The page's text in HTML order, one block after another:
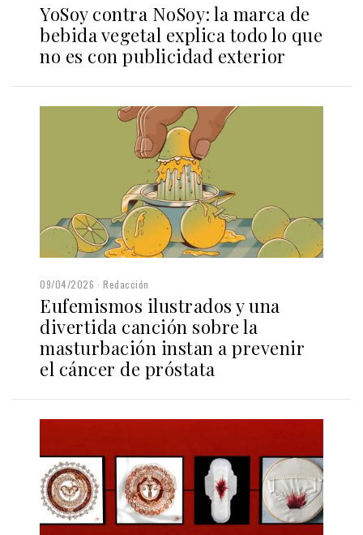
YoSoy contra NoSoy: la marca de
bebida vegetal explica todo lo que
no es con publicidad exterior
09/04/2026 Redacción
Eufemismos ilustrados y una
divertida canción sobre la
masturbación instan a prevenir
el cáncer de próstata